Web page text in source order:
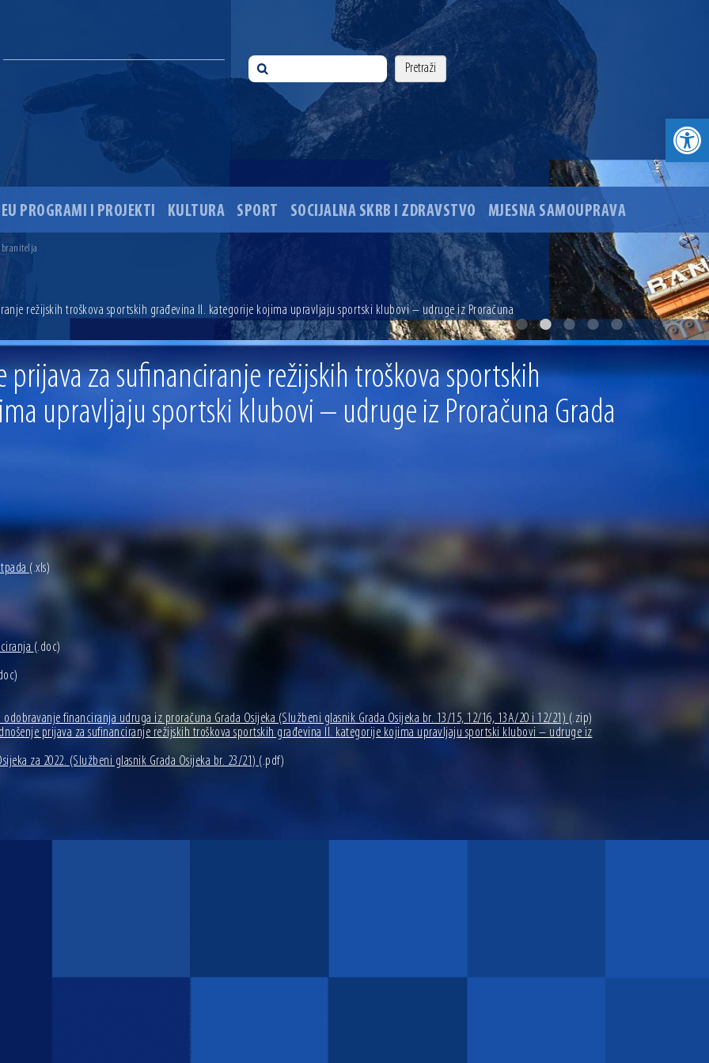
EU PROGRAMI I PROJEKTI KULTURA SPORT SOCIJALNA SKRB I ZDRAVSTVO MJESNA SAMOUPRAVA
godine pod kontrolom
i Dan hrvatskih branitelja
branitelja
i dogradnju OŠ Jagode Truhelke vrijedan 5,45 milijuna eura
mjesec
Radić istaknuo da je u osječke vrtiće upisan rekordan broj djece, te najavio cjelovitu obnovu glavnog osječkog Trga Ante Starčevića
30 godina djelovanja
godine pod kontrolom
i Dan hrvatskih branitelja
režijskih troškova sportskih građevina II. kategorije kojima upravljaju sportski klubovi – udruge iz Proračuna
prijava za sufinanciranje režijskih troškova sportskih
upravljaju sportski klubovi – udruge iz Proračuna Grada
(.xls)
(.doc)
financiranja udruga iz proračuna Grada Osijeka (Službeni glasnik Grada Osijeka br. 13/15, 12/16, 13A/20 i 12/21) (.zip)
prijava za sufinanciranje režijskih troškova sportskih građevina II. kategorije kojima upravljaju sportski klubovi – udruge iz
za 2022. (Službeni glasnik Grada Osijeka br. 23/21) (.pdf)